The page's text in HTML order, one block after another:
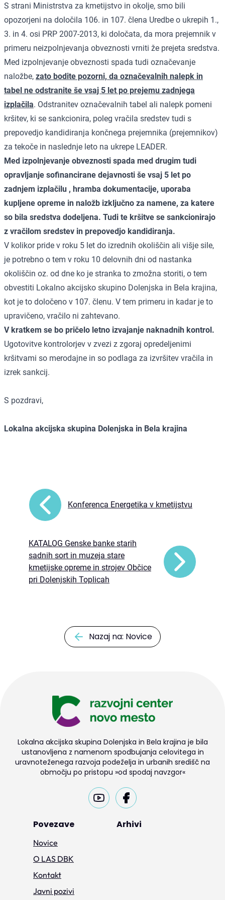
S strani Ministrstva za kmetijstvo in okolje, smo bili
opozorjeni na določila 106. in 107. člena Uredbe o ukrepih 1.,
3. in 4. osi PRP 2007-2013, ki določata, da mora prejemnik v
primeru neizpolnjevanja obveznosti vrniti že prejeta sredstva.
Med izpolnjevanje obveznosti spada tudi označevanje
naložbe, zato bodite pozorni, da označevalnih nalepk in
tabel ne odstranite še vsaj 5 let po prejemu zadnjega
izplačila. Odstranitev označevalnih tabel ali nalepk pomeni
kršitev, ki se sankcionira, poleg vračila sredstev tudi s
prepovedjo kandidiranja končnega prejemnika (prejemnikov)
za tekoče in naslednje leto na ukrepe LEADER.
Med izpolnjevanje obveznosti spada med drugim tudi
opravljanje sofinancirane dejavnosti še vsaj 5 let po
zadnjem izplačilu , hramba dokumentacije, uporaba
kupljene opreme in naložb izključno za namene, za katere
so bila sredstva dodeljena. Tudi te kršitve se sankcionirajo
z vračilom sredstev in prepovedjo kandidiranja.
V kolikor pride v roku 5 let do izrednih okoliščin ali višje sile,
je potrebno o tem v roku 10 delovnih dni od nastanka
okoliščin oz. od dne ko je stranka to zmožna storiti, o tem
obvestiti Lokalno akcijsko skupino Dolenjska in Bela krajina,
kot je to določeno v 107. členu. V tem primeru in kadar je to
upravičeno, vračilo ni zahtevano.
V kratkem se bo pričelo letno izvajanje naknadnih kontrol.
Ugotovitve kontrolorjev v zvezi z zgoraj opredeljenimi
kršitvami so merodajne in so podlaga za izvršitev vračila in
izrek sankcij.
S pozdravi,
Lokalna akcijska skupina Dolenjska in Bela krajina
Konferenca Energetika v kmetijstvu
KATALOG Genske banke starih
sadnih sort in muzeja stare
kmetijske opreme in strojev Občice
pri Dolenjskih Toplicah
Nazaj na: Novice
Lokalna akcijska skupina Dolenjska in Bela krajina je bila
ustanovljena z namenom spodbujanja celovitega in
uravnoteženega razvoja podeželja in urbanih središč na
območju po pristopu »od spodaj navzgor«
Povezave
Novice
O LAS DBK
Kontakt
Javni pozivi
Arhivi